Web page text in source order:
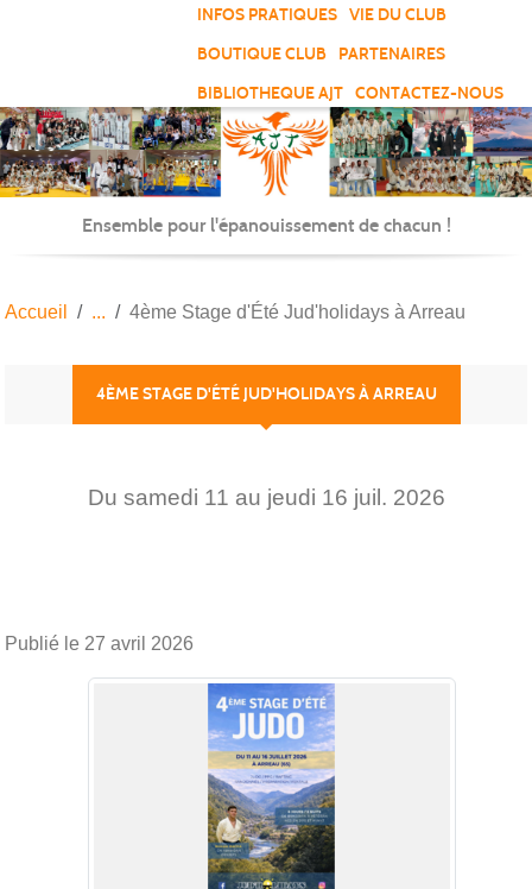
INFOS PRATIQUES
VIE DU CLUB
BOUTIQUE CLUB
PARTENAIRES
BIBLIOTHEQUE AJT
CONTACTEZ-NOUS
Ensemble pour l'épanouissement de chacun !
Accueil 4ème Stage d'Été Jud'holidays à Arreau
4ÈME STAGE D'ÉTÉ JUD'HOLIDAYS À ARREAU
Du samedi 11 au jeudi 16 juil. 2026
Publié le 27 avril 2026
Panneau de gestion des cookies